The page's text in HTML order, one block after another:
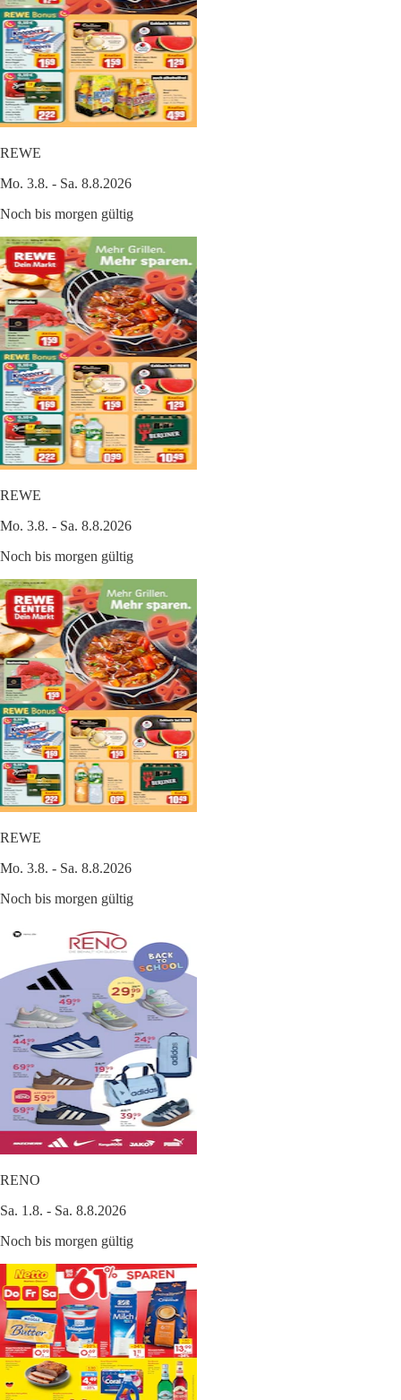
REWE
Mo. 3.8. - Sa. 8.8.2026
Noch bis morgen gültig
REWE
Mo. 3.8. - Sa. 8.8.2026
Noch bis morgen gültig
REWE
Mo. 3.8. - Sa. 8.8.2026
Noch bis morgen gültig
RENO
Sa. 1.8. - Sa. 8.8.2026
Noch bis morgen gültig